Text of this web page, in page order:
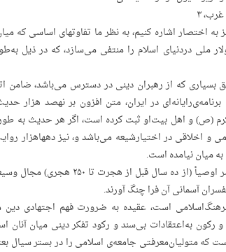
اختصار اشاره‌ کنیم، به‌ نظر ما تفاوتهای‌ اساسی‌ که‌
دردنیای‌ اسلام‌ را منتفی‌ می‌سازد، که‌ در ذیل‌
که‌ از رهبران‌ دینی‌ در دسترس‌ می‌باشد، ضامن‌
(ص) و اهل‌ بیت‌او ثبت‌ کرده‌ است، اگر هر حدیث‌ به‌ طور
و اخلاقی‌ در اختیارشیعه‌ می‌باشد و، نیز دههاهزار
میان‌ نیامده‌ است.
بدور ماندن‌ قرآن‌ از آفت‌ تحریف، طولانی‌ بودن‌ دوره‌ی‌ بعثت‌
آسمانی‌ آن‌ فرا چنگ‌ آورند.
است، عقیده‌ به‌ ضرورت‌ فهم‌ اجتهادی‌
به‌اعتقادات‌ بی‌سند و رکود تفکر دینی‌ میان‌ آنان‌
که‌ متولیان‌معرفتی‌ جامعه‌ی‌ اسلامی‌ را در بستر سیال‌